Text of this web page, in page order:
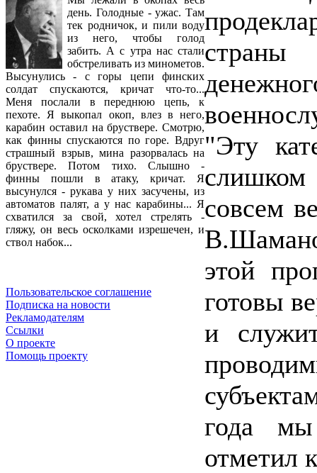
день. Голодные - ужас. Там
тек родничок, и пили воду
из него, чтобы голод
забить. А с утра нас стали
обстреливать из минометов.
Высунулись - с горы цепи финских
солдат спускаются, кричат что-то...
Меня послали в переднюю цепь, к
пехоте. Я выкопал окоп, влез в него,
карабин оставил на бруствере. Смотрю,
как финны спускаются по горе. Вдруг
страшный взрыв, мина разорвалась на
бруствере. Потом тихо. Слышно -
финны пошли в атаку, кричат. Я
высунулся - рукава у них засучены, из
автоматов палят, а у нас карабины... Я
схватился за свой, хотел стрелять -
гляжу, он весь осколками изрешечен, и
ствол набок...
Пользовательское соглашение
Подписка на новости
Рекламодателям
Ссылки
О проекте
Помощь проекту
страны
"Эту
совсем
этой
готовы
и
года
отметил